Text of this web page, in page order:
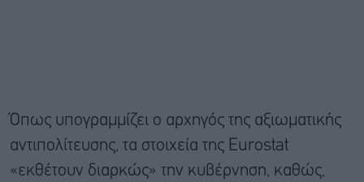
Όπως υπογραμμίζει ο αρχηγός της αξιωματικής
αντιπολίτευσης, τα στοιχεία της Eurostat
«εκθέτουν διαρκώς» την κυβέρνηση, καθώς,